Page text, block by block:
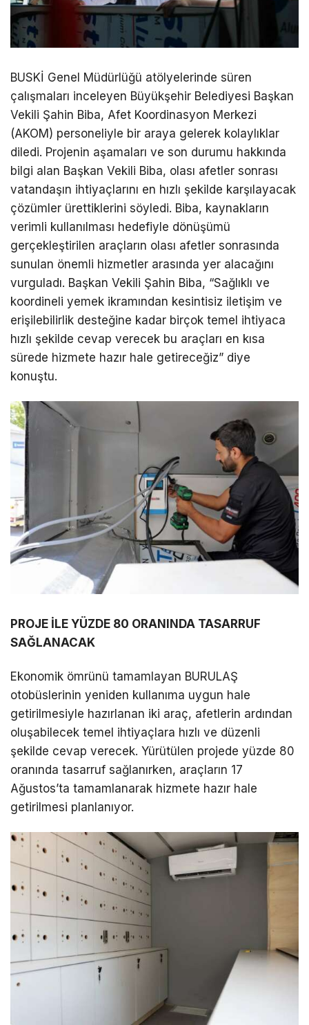
BUSKİ Genel Müdürlüğü atölyelerinde süren
çalışmaları inceleyen Büyükşehir Belediyesi Başkan
Vekili Şahin Biba, Afet Koordinasyon Merkezi
(AKOM) personeliyle bir araya gelerek kolaylıklar
diledi. Projenin aşamaları ve son durumu hakkında
bilgi alan Başkan Vekili Biba, olası afetler sonrası
vatandaşın ihtiyaçlarını en hızlı şekilde karşılayacak
çözümler ürettiklerini söyledi. Biba, kaynakların
verimli kullanılması hedefiyle dönüşümü
gerçekleştirilen araçların olası afetler sonrasında
sunulan önemli hizmetler arasında yer alacağını
vurguladı. Başkan Vekili Şahin Biba, “Sağlıklı ve
koordineli yemek ikramından kesintisiz iletişim ve
erişilebilirlik desteğine kadar birçok temel ihtiyaca
hızlı şekilde cevap verecek bu araçları en kısa
sürede hizmete hazır hale getireceğiz” diye
konuştu.
PROJE İLE YÜZDE 80 ORANINDA TASARRUF
SAĞLANACAK
Ekonomik ömrünü tamamlayan BURULAŞ
otobüslerinin yeniden kullanıma uygun hale
getirilmesiyle hazırlanan iki araç, afetlerin ardından
oluşabilecek temel ihtiyaçlara hızlı ve düzenli
şekilde cevap verecek. Yürütülen projede yüzde 80
oranında tasarruf sağlanırken, araçların 17
Ağustos’ta tamamlanarak hizmete hazır hale
getirilmesi planlanıyor.